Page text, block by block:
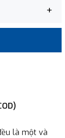
+
là một và